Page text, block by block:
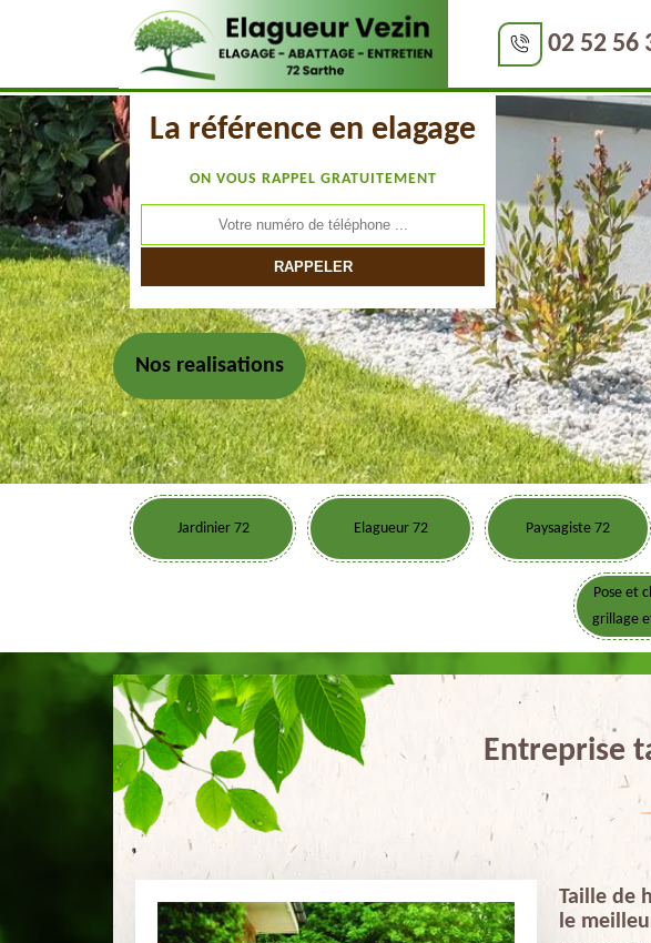
02 52 56
La référence en elagage
ON VOUS RAPPEL GRATUITEMENT
Nos realisations
Jardinier 72 Elagueur 72 Paysagiste 72
Pose et
grillage
Entreprise
Taille de
le